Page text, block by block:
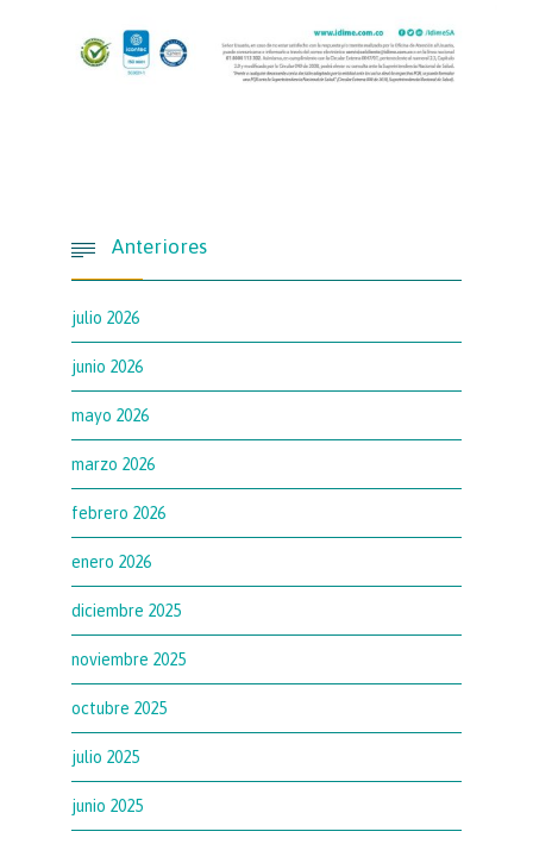
 Anteriores
julio 2026
junio 2026
mayo 2026
marzo 2026
febrero 2026
enero 2026
diciembre 2025
noviembre 2025
octubre 2025
julio 2025
junio 2025